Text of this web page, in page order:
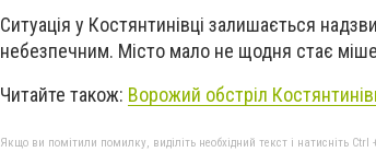
Ситуація у Костянтинівці залишається
небезпечним. Місто мало не щодня стає
Читайте також: Ворожий обстріл
Якщо ви помітили помилку, виділіть необхідний текст і натисніть